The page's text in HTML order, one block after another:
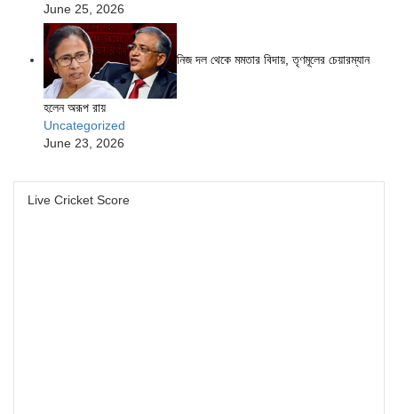
June 25, 2026
নিজ দল থেকে মমতার বিদায়, তৃণমূলের চেয়ারম্যান
হলেন অরূপ রায়
Uncategorized
June 23, 2026
Live Cricket Score